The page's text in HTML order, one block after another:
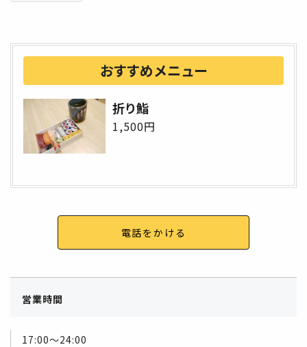
おすすめメニュー
折り鮨
1,500円
電話をかける
営業時間
17:00～24:00